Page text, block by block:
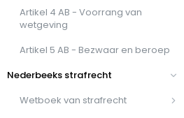
Artikel 4 AB - Voorrang van
wetgeving
Artikel 5 AB - Bezwaar en beroep
Nederbeeks strafrecht
Wetboek van strafrecht